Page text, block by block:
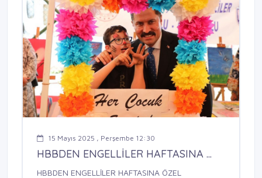
15 Mayıs 2025 , Perşembe 12:30
HBBDEN ENGELLİLER HAFTASINA ...
HBBDEN ENGELLİLER HAFTASINA ÖZEL